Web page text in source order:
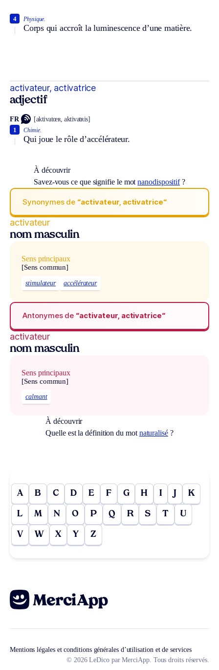
Physique.
Corps qui accroît la luminescence d’une matière.
4
activateur, activatrice
adjectif
FR [aktivatœʀ, aktivatʀis]
Chimie.
Qui joue le rôle d’accélérateur.
1
À découvrir
Savez-vous ce que signifie le motnanodispositif?
Synonymes de “activateur, activatrice“
activateur
nom masculin
Sens principaux
[Sens commun]
stimulateur accélérateur
Antonymes de “activateur, activatrice“
activateur
nom masculin
Sens principaux
[Sens commun]
calmant
À découvrir
Quelle est la définition du mot naturalisé?
A B C D E F G H I J K
L M N O P Q R S T U
V W X Y Z
Mentions légales et conditions générales d’utilisation et de services
© 2026 LeDico par MerciApp. Tous droits réservés.